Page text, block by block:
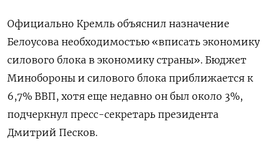
Официально Кремль объяснил назначение
Белоусова необходимостью «вписать экономику
силового блока в экономику страны». Бюджет
Минобороны и силового блока приближается к
6,7% ВВП, хотя еще недавно он был около 3%,
подчеркнул пресс-секретарь президента
Дмитрий Песков.